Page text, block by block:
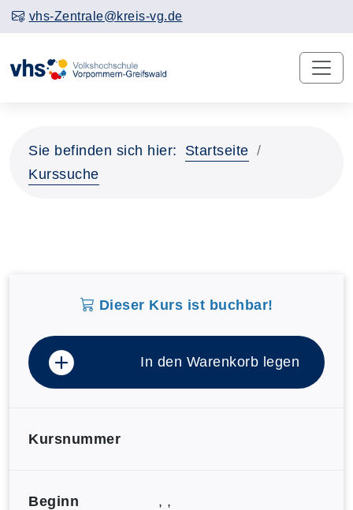
vhs-Zentrale@kreis-vg.de
Sie befinden sich hier:
Startseite
Kurssuche
Dieser Kurs ist buchbar!
In den Warenkorb legen
Kursnummer
Beginn
, ,